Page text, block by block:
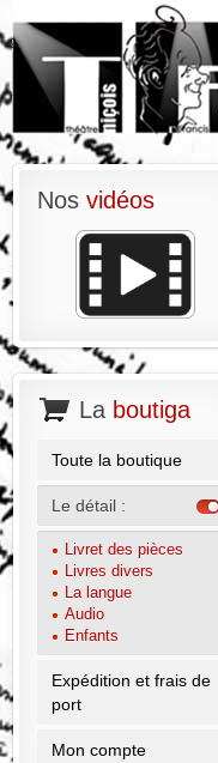
Nos vidéos
La boutiga
Toute la boutique
Le détail :
Livret des pièces
Livres divers
La langue
Audio
Enfants
Expédition et frais de
port
Mon compte